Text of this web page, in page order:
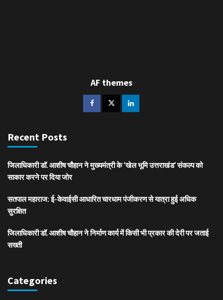
AF themes
Recent Posts
जिलाधिकारी डॉ. आशीष चौहान ने मुख्यमंत्री के ‘खेल भूमि उत्तराखंड’ संकल्प को
साकार करने पर दिया जोर
सतपाल महाराज: ई-केवाईसी आधारित चारधाम पंजीकरण से यात्रा हुई अधिक
सुरक्षित
जिलाधिकारी डॉ. आशीष चौहान ने निर्माण कार्य में किसी भी प्रकार की देरी पर जताई
सख्ती
Categories